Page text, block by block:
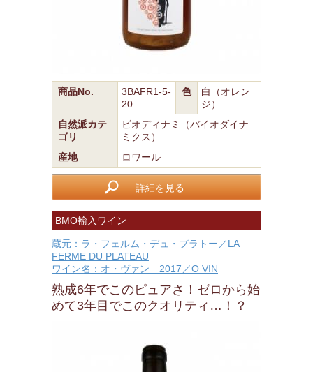
商品No.
3BAFR1-5-
20
色
白（オレン
ジ）
自然派カテ
ゴリ
ビオディナミ（バイオダイナ
ミクス）
産地
ロワール
詳細を見る
BMO輸入ワイン
蔵元：ラ・フェルム・デュ・プラトー／LA
FERME DU PLATEAU
ワイン名：オ・ヴァン 2017／O VIN
熟成6年でこのピュアさ！ゼロから始
めて3年目でこのクオリティ…！？